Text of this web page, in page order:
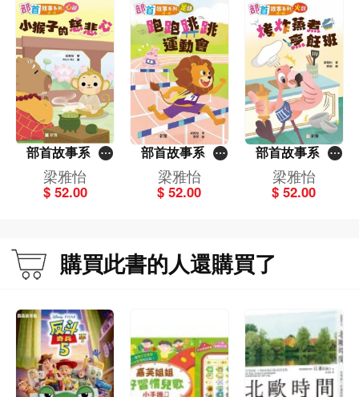
部首故事系列
（第一輯）小猴
子的慈悲心：心
梁雅怡
$ 52.00
部首故事系列
（第一輯）跑跑
跳跳運動會：足
梁雅怡
$ 52.00
部首故事系列
（第一輯）烤炸
蒸煮烹飪班：火
梁雅怡
$ 52.00
購買此書的人還購買了